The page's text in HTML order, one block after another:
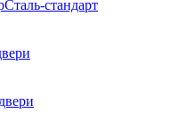
стандарт